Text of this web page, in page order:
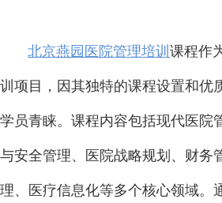
北京燕园医院管理培训课程作
训项目，因其独特的课程设置和优
学员青睐。课程内容包括现代医院
与安全管理、医院战略规划、财务
理、医疗信息化等多个核心领域。